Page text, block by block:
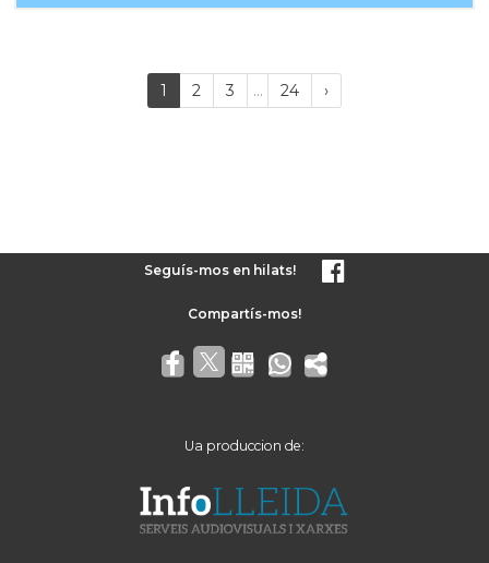
1 (current)
2 3 ... 24 ›Próxima
página
Seguís-mos en hilats!
Ua produccion de: